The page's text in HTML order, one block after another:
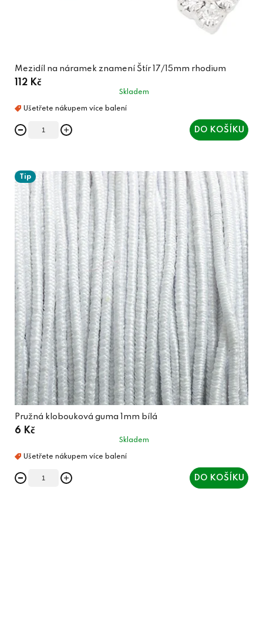
Mezidíl na náramek znamení Štír 17/15mm rhodium
112 Kč
Skladem
DO KOŠÍKU
Tip
Pružná klobouková guma 1mm bílá
6 Kč
Skladem
DO KOŠÍKU